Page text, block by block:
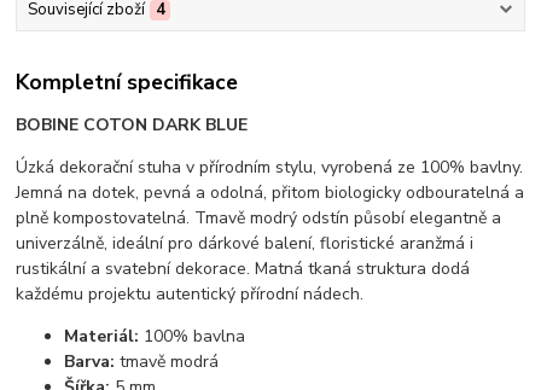
Související zboží 4
Kompletní specifikace
BOBINE COTON DARK BLUE
Úzká dekorační stuha v přírodním stylu, vyrobená ze 100% bavlny.
Jemná na dotek, pevná a odolná, přitom biologicky odbouratelná a
plně kompostovatelná. Tmavě modrý odstín působí elegantně a
univerzálně, ideální pro dárkové balení, floristické aranžmá i
rustikální a svatební dekorace. Matná tkaná struktura dodá
každému projektu autentický přírodní nádech.
Materiál: 100% bavlna
Barva: tmavě modrá